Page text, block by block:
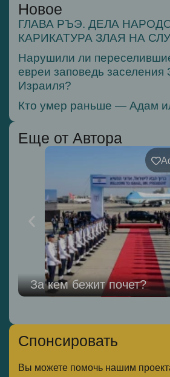
Новое
ГЛАВА РЪЭ. ДЕЛА
КАРИКАТУРА ЗЛАЯ НА
Нарушили ли
евреи заповедь заселения
Израиля?
Кто умер раньше — Адам
Еще от Автора
За кем бежит почет?
Спонсировать
Вы можете помочь нашим